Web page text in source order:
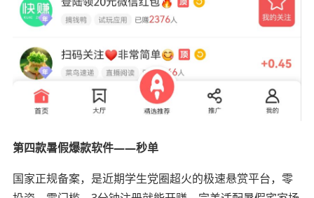
第四款暑假爆款软件——秒单
国家正规备案，是近期学生党圈超火的极速悬赏平台，零